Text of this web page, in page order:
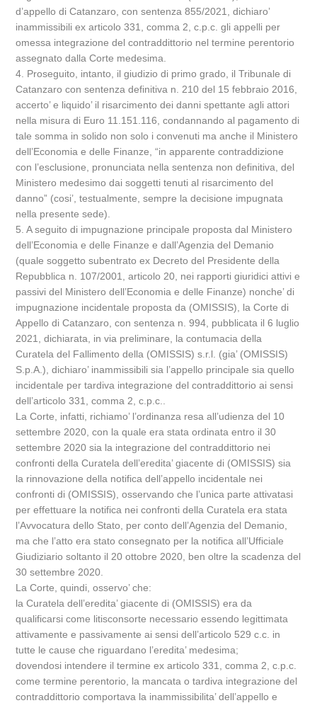
d’appello di Catanzaro, con sentenza 855/2021, dichiaro’
inammissibili ex articolo 331, comma 2, c.p.c. gli appelli per
omessa integrazione del contraddittorio nel termine perentorio
assegnato dalla Corte medesima.
4. Proseguito, intanto, il giudizio di primo grado, il Tribunale di
Catanzaro con sentenza definitiva n. 210 del 15 febbraio 2016,
accerto’ e liquido’ il risarcimento dei danni spettante agli attori
nella misura di Euro 11.151.116, condannando al pagamento di
tale somma in solido non solo i convenuti ma anche il Ministero
dell’Economia e delle Finanze, “in apparente contraddizione
con l’esclusione, pronunciata nella sentenza non definitiva, del
Ministero medesimo dai soggetti tenuti al risarcimento del
danno” (cosi’, testualmente, sempre la decisione impugnata
nella presente sede).
5. A seguito di impugnazione principale proposta dal Ministero
dell’Economia e delle Finanze e dall’Agenzia del Demanio
(quale soggetto subentrato ex Decreto del Presidente della
Repubblica n. 107/2001, articolo 20, nei rapporti giuridici attivi e
passivi del Ministero dell’Economia e delle Finanze) nonche’ di
impugnazione incidentale proposta da (OMISSIS), la Corte di
Appello di Catanzaro, con sentenza n. 994, pubblicata il 6 luglio
2021, dichiarata, in via preliminare, la contumacia della
Curatela del Fallimento della (OMISSIS) s.r.l. (gia’ (OMISSIS)
S.p.A.), dichiaro’ inammissibili sia l’appello principale sia quello
incidentale per tardiva integrazione del contraddittorio ai sensi
dell’articolo 331, comma 2, c.p.c..
La Corte, infatti, richiamo’ l’ordinanza resa all’udienza del 10
settembre 2020, con la quale era stata ordinata entro il 30
settembre 2020 sia la integrazione del contraddittorio nei
confronti della Curatela dell’eredita’ giacente di (OMISSIS) sia
la rinnovazione della notifica dell’appello incidentale nei
confronti di (OMISSIS), osservando che l’unica parte attivatasi
per effettuare la notifica nei confronti della Curatela era stata
l’Avvocatura dello Stato, per conto dell’Agenzia del Demanio,
ma che l’atto era stato consegnato per la notifica all’Ufficiale
Giudiziario soltanto il 20 ottobre 2020, ben oltre la scadenza del
30 settembre 2020.
La Corte, quindi, osservo’ che:
la Curatela dell’eredita’ giacente di (OMISSIS) era da
qualificarsi come litisconsorte necessario essendo legittimata
attivamente e passivamente ai sensi dell’articolo 529 c.c. in
tutte le cause che riguardano l’eredita’ medesima;
dovendosi intendere il termine ex articolo 331, comma 2, c.p.c.
come termine perentorio, la mancata o tardiva integrazione del
contraddittorio comportava la inammissibilita’ dell’appello e